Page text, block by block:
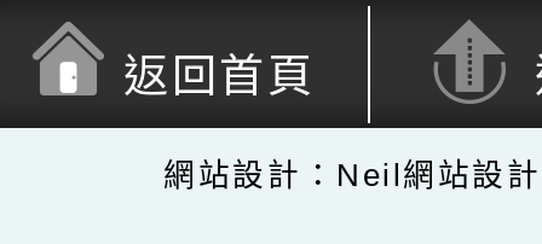
返回首頁
網站設計：Neil網站設